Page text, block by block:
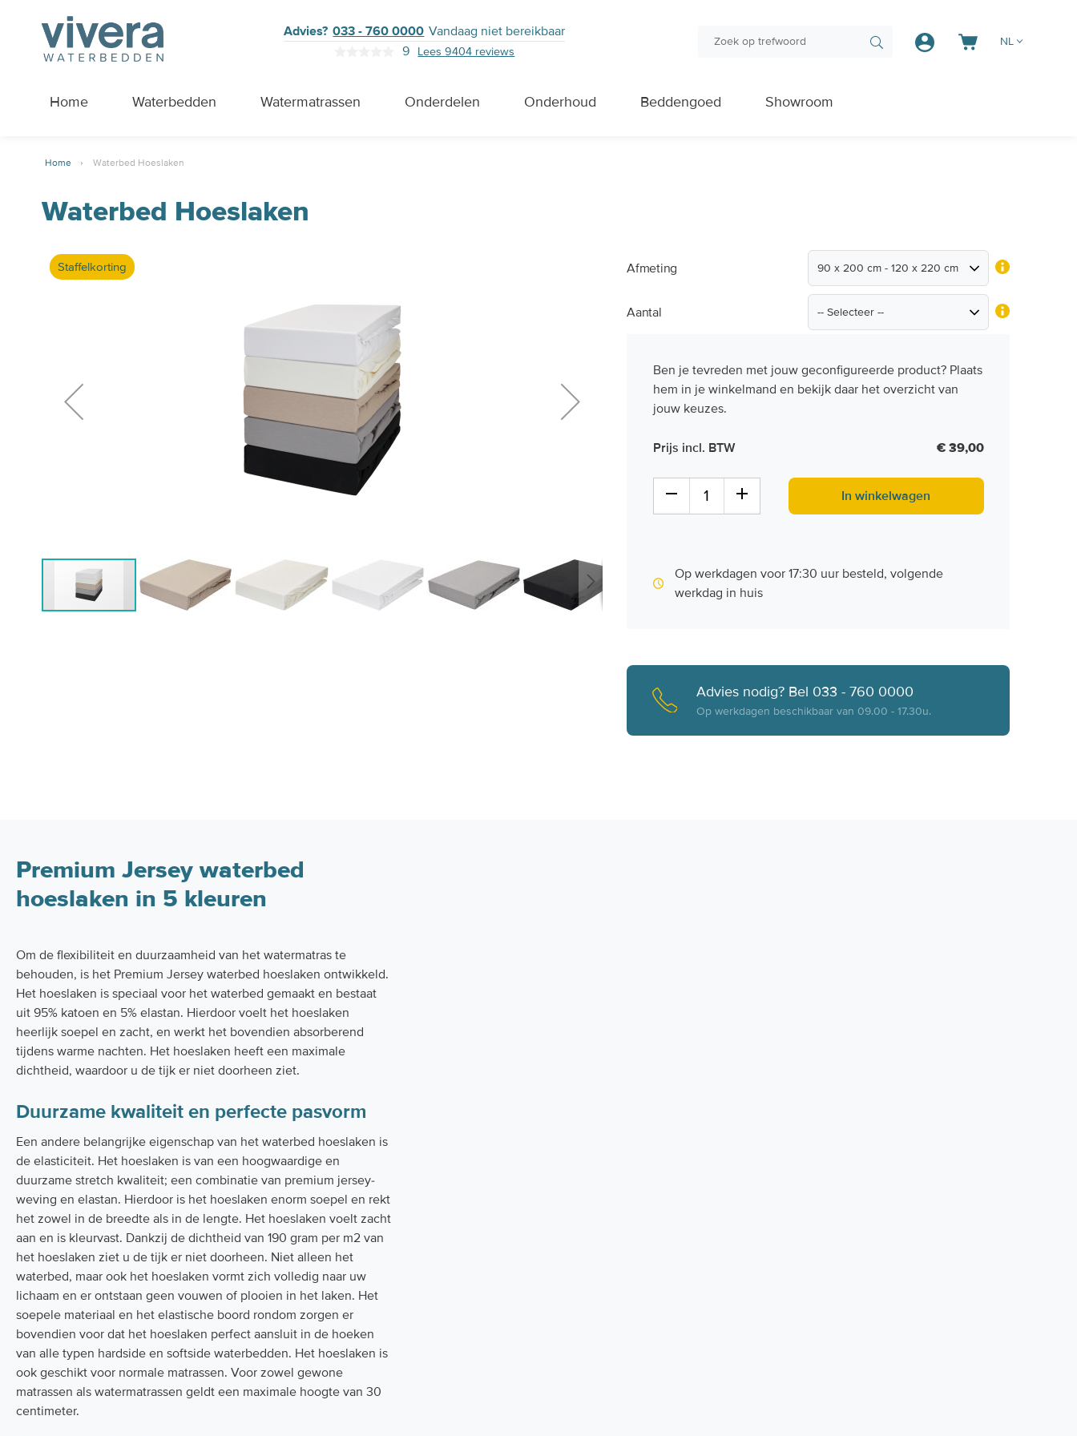
Advies? 033 - 760 0000 Vandaag niet bereikbaar
9
Lees 9404 reviews
NL
Home Waterbedden Watermatrassen Onderdelen Onderhoud Beddengoed Showroom
Home Waterbed Hoeslaken
Waterbed Hoeslaken
Staffelkorting Afmeting
Aantal
Ben je tevreden met jouw geconfigureerde product? Plaats
hem in je winkelmand en bekijk daar het overzicht van
jouw keuzes.
Prijs incl. BTW € 39,00
In winkelwagen
Op werkdagen voor 17:30 uur besteld, volgende
werkdag in huis
Advies nodig? Bel 033 - 760 0000
Op werkdagen beschikbaar van 09.00 - 17.30u.
Premium Jersey waterbed
hoeslaken in 5 kleuren
Om de flexibiliteit en duurzaamheid van het watermatras te
behouden, is het Premium Jersey waterbed hoeslaken ontwikkeld.
Het hoeslaken is speciaal voor het waterbed gemaakt en bestaat
uit 95% katoen en 5% elastan. Hierdoor voelt het hoeslaken
heerlijk soepel en zacht, en werkt het bovendien absorberend
tijdens warme nachten. Het hoeslaken heeft een maximale
dichtheid, waardoor u de tijk er niet doorheen ziet.
Duurzame kwaliteit en perfecte pasvorm
Een andere belangrijke eigenschap van het waterbed hoeslaken is
de elasticiteit. Het hoeslaken is van een hoogwaardige en
duurzame stretch kwaliteit; een combinatie van premium jersey-
weving en elastan. Hierdoor is het hoeslaken enorm soepel en rekt
het zowel in de breedte als in de lengte. Het hoeslaken voelt zacht
aan en is kleurvast. Dankzij de dichtheid van 190 gram per m2 van
het hoeslaken ziet u de tijk er niet doorheen. Niet alleen het
waterbed, maar ook het hoeslaken vormt zich volledig naar uw
lichaam en er ontstaan geen vouwen of plooien in het laken. Het
soepele materiaal en het elastische boord rondom zorgen er
bovendien voor dat het hoeslaken perfect aansluit in de hoeken
van alle typen hardside en softside waterbedden. Het hoeslaken is
ook geschikt voor normale matrassen. Voor zowel gewone
matrassen als watermatrassen geldt een maximale hoogte van 30
centimeter.